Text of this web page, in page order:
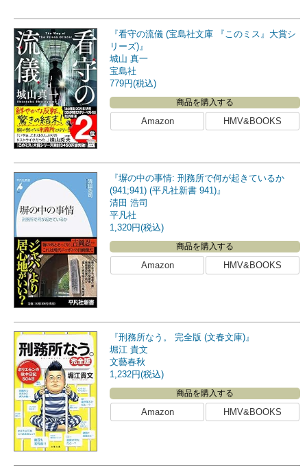
『看守の流儀 (宝島社文庫 『このミス』大賞シ
リーズ)』
城山 真一
宝島社
779円(税込)
商品を購入する
Amazon HMV&BOOKS
『塀の中の事情: 刑務所で何が起きているか
(941;941) (平凡社新書 941)』
清田 浩司
平凡社
1,320円(税込)
商品を購入する
Amazon HMV&BOOKS
『刑務所なう。 完全版 (文春文庫)』
堀江 貴文
文藝春秋
1,232円(税込)
商品を購入する
Amazon HMV&BOOKS